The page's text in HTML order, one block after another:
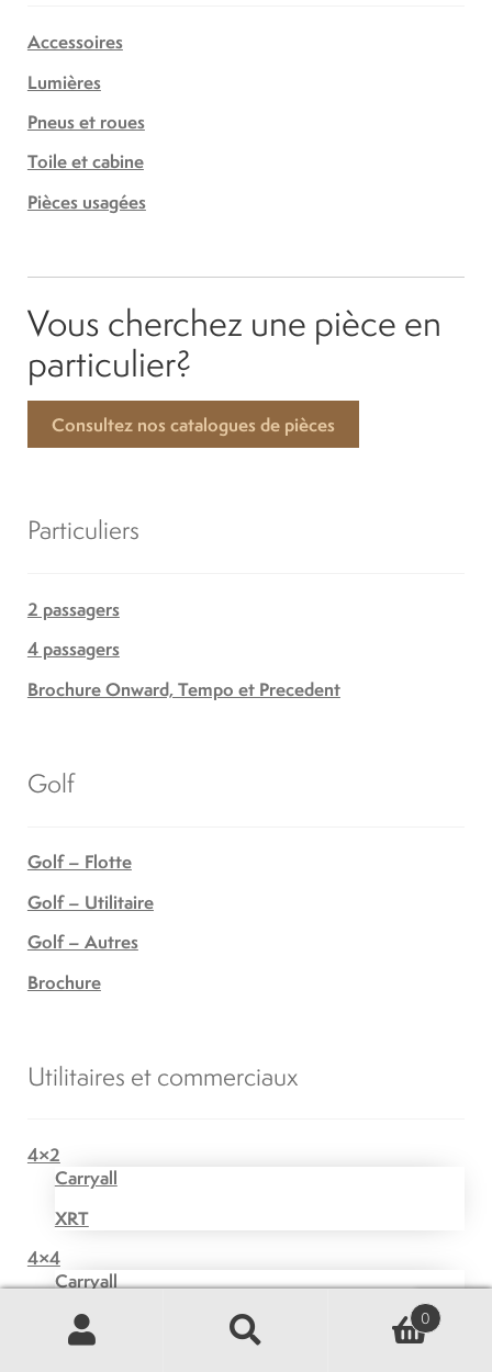
Accessoires
Lumières
Pneus et roues
Toile et cabine
Pièces usagées
Vous cherchez une pièce en
particulier?
Consultez nos catalogues de pièces
Particuliers
2 passagers
4 passagers
Brochure Onward, Tempo et Precedent
Golf
Golf – Flotte
Golf – Utilitaire
Golf – Autres
Brochure
Utilitaires et commerciaux
4×2
Carryall
XRT
4×4
Carryall
XRT
Recherche
Recherche
0